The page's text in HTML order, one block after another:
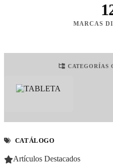
MARCAS
CATEGORÍAS
CATÁLOGO
Artículos Destacados